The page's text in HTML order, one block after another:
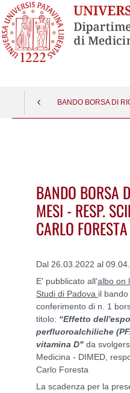
BANDO BORSA DI
BANDO BORSA
MESI - RESP.
CARLO FORESTA
Dal 26.03.2022 al
E' pubblicato all'albo on
Studi di Padova il
conferimento di n. 1
titolo: “Effetto
perfluoroalchiliche
vitamina D" da
Medicina - DIMED,
Carlo Foresta
La scadenza per la